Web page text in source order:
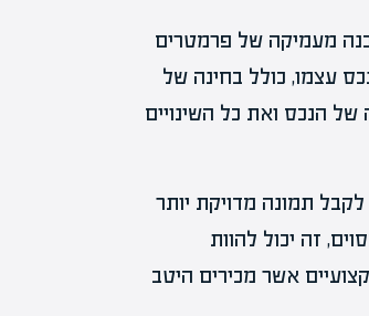
מעמיקה של פרמטרים
עצמו, כולל בחינה של
של הנכס ואת כל השינויים
תמונה מדויקת יותר
זה יכול להוות
אשר מכירים היטב